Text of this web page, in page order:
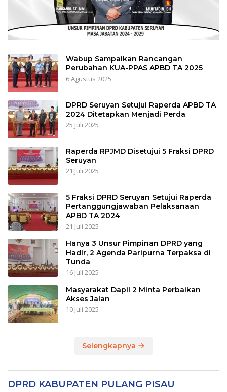
Wabup Sampaikan Rancangan
Perubahan KUA-PPAS APBD TA 2025
6 Agustus 2025
DPRD Seruyan Setujui Raperda APBD TA
2024 Ditetapkan Menjadi Perda
25 Juli 2025
Raperda RPJMD Disetujui 5 Fraksi DPRD
Seruyan
21 Juli 2025
5 Fraksi DPRD Seruyan Setujui Raperda
Pertanggungjawaban Pelaksanaan
APBD TA 2024
21 Juli 2025
Hanya 3 Unsur Pimpinan DPRD yang
Hadir, 2 Agenda Paripurna Terpaksa di
Tunda
16 Juli 2025
Masyarakat Dapil 2 Minta Perbaikan
Akses Jalan
10 Juli 2025
Selengkapnya
DPRD KABUPATEN PULANG PISAU